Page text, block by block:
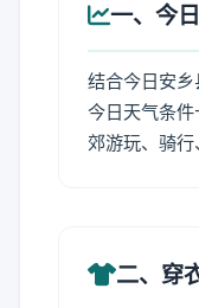
一、今
结合今日安
今日天气条
郊游玩、骑
二、穿